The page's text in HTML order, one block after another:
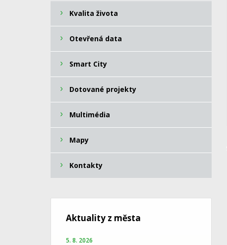
Kvalita života
Otevřená data
Smart City
Dotované projekty
Multimédia
Mapy
Kontakty
Aktuality z města
5. 8. 2026